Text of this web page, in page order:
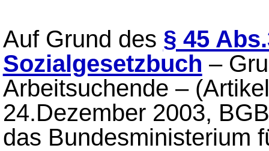
Auf Grund des § 45
Sozialgesetzbuch –
Arbeitsuchende –
24.Dezember 2003,
das Bundesministerium